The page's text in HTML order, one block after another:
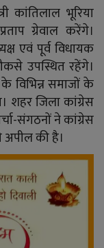
कांतिलाल भूरिया
ग्रेवाल करेंगे।
एवं पूर्व विधायक
उपस्थित रहेंगे।
विभिन्न समाजों के
शहर जिला कांग्रेस
संगठनों ने कांग्रेस
अपील की है।